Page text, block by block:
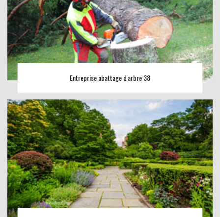
Entreprise abattage d'arbre 38